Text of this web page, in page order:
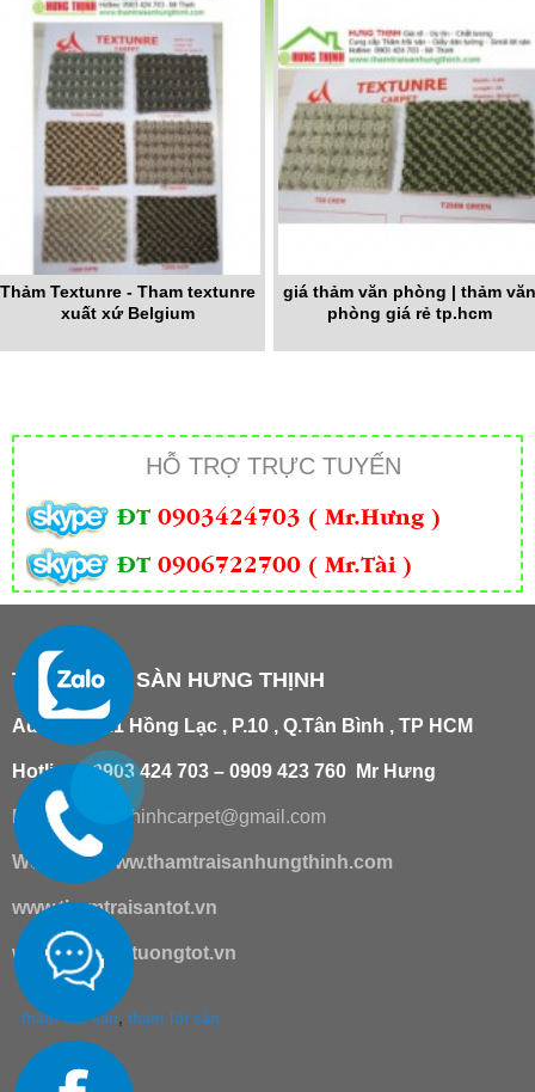
Thảm Textunre - Tham textunre
xuất xứ Belgium
giá thảm văn phòng | thảm
phòng giá rẻ tp.hcm
HỖ TRỢ TRỰC TUYẾN
ĐT 0903424703 ( Mr.Hưng )
ĐT 0906722700 ( Mr.Tài )
THẢM TRẢI SÀN HƯNG THỊNH
Add : 181/21 Hồng Lạc , P.10 , Q.Tân Bình , TP HCM
Hotline : 0903 424 703 – 0909 423 760 Mr Hưng
Email : hungthinhcarpet@gmail.com
Website: www.thamtraisanhungthinh.com
www.thamtraisantot.vn
www.giaydantuongtot.vn
thảm trải sàn, thảm lót sàn